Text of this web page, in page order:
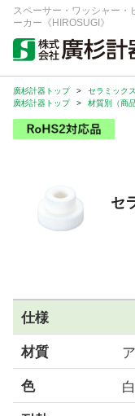
スペーサー・ワッシャー・
ーカー《HIROSUGI》
キーワード 品番/シリ
商品カテゴリから
ジャンルから探す
シリーズから探す
ご利用ガイド
お問い合わせ窓口
会社情報
廣杉計器トップ > セラミック
廣杉計器トップ
> 材質別（商
セ
仕様
材質
色 白